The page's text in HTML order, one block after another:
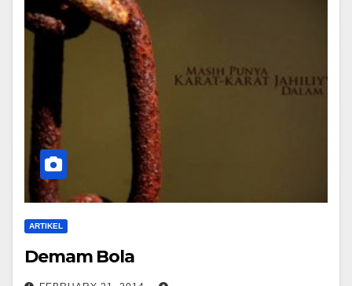
ARTIKEL
Demam Bola